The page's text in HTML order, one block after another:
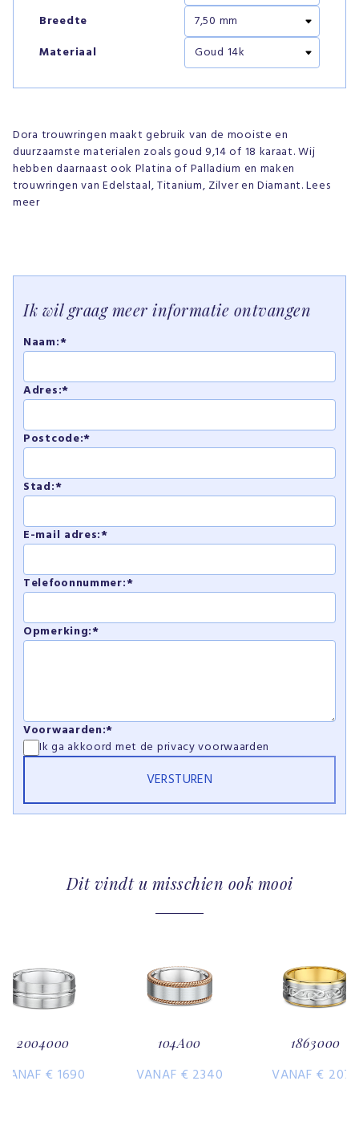
Breedte
Materiaal
Dora trouwringen maakt gebruik van de mooiste en
duurzaamste materialen zoals goud 9,14 of 18 karaat. Wij
hebben daarnaast ook Platina of Palladium en maken
trouwringen van Edelstaal, Titanium, Zilver en Diamant. Lees
meer
Ik wil graag meer informatie ontvangen
Naam:*
Adres:*
Postcode:*
Stad:*
E-mail adres:*
Telefoonnummer:*
Opmerking:*
Voorwaarden:*
Ik ga akkoord met de privacy voorwaarden
Dit vindt u misschien ook mooi
2004000
VANAF € 1690
104A00
VANAF € 2340
1863000
VANAF € 2070